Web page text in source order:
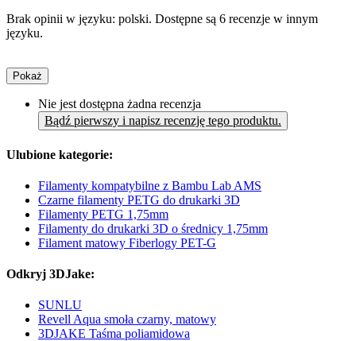
Brak opinii w języku: polski. Dostępne są 6 recenzje w innym
języku.
Pokaż
Nie jest dostępna żadna recenzja
Bądź pierwszy i napisz recenzję tego produktu.
Ulubione kategorie:
Filamenty kompatybilne z Bambu Lab AMS
Czarne filamenty PETG do drukarki 3D
Filamenty PETG 1,75mm
Filamenty do drukarki 3D o średnicy 1,75mm
Filament matowy Fiberlogy PET-G
Odkryj 3DJake:
SUNLU
Revell Aqua smoła czarny, matowy
3DJAKE Taśma poliamidowa